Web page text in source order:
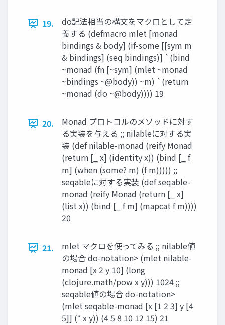
19.
do記法相当の構⽂をマクロとして定
義する (defmacro mlet [monad
bindings & body] (if-some [[sym m
& bindings] (seq bindings)] `(bind
~monad (fn [~sym] (mlet ~monad
~bindings ~@body)) ~m) `(return
~monad (do ~@body)))) 19
20.
Monad プロトコルのメソッドに対す
る実装を与える ;; nilableに対する実
装 (def nilable-monad (reify Monad
(return [_ x] (identity x)) (bind [_ f
m] (when (some? m) (f m))))) ;;
seqableに対する実装 (def seqable-
monad (reify Monad (return [_ x]
(list x)) (bind [_ f m] (mapcat f m))))
20
21.
mlet マクロを使ってみる ;; nilable値
の場合 do-notation> (mlet nilable-
monad [x 2 y 10] (long
(clojure.math/pow x y))) 1024 ;;
seqable値の場合 do-notation>
(mlet seqable-monad [x [1 2 3] y [4
5]] (* x y)) (4 5 8 10 12 15) 21